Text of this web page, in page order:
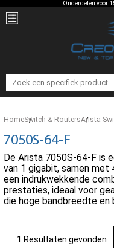
Onderdelen voor
HomeSwitch & RoutersArista
7050S-64-F
De Arista 7050S-64-F is
van 1 gigabit, samen
een indrukwekkende
prestaties, ideaal voor
die hoge bandbreedte en
1 Resultaten gevonden